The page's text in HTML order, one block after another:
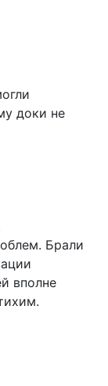
доки не
Брали
вполне